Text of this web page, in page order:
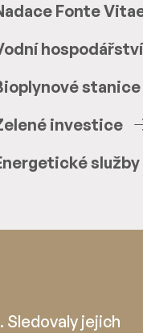
Fonte
hospodářství
stanice
investice
služby
jejich